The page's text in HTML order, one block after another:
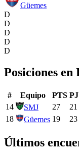
Güemes
D
D
D
D
D
Posiciones en
# Equipo PTS PJ
14
SMJ 27 21
18
Güemes 19 23
Últimos